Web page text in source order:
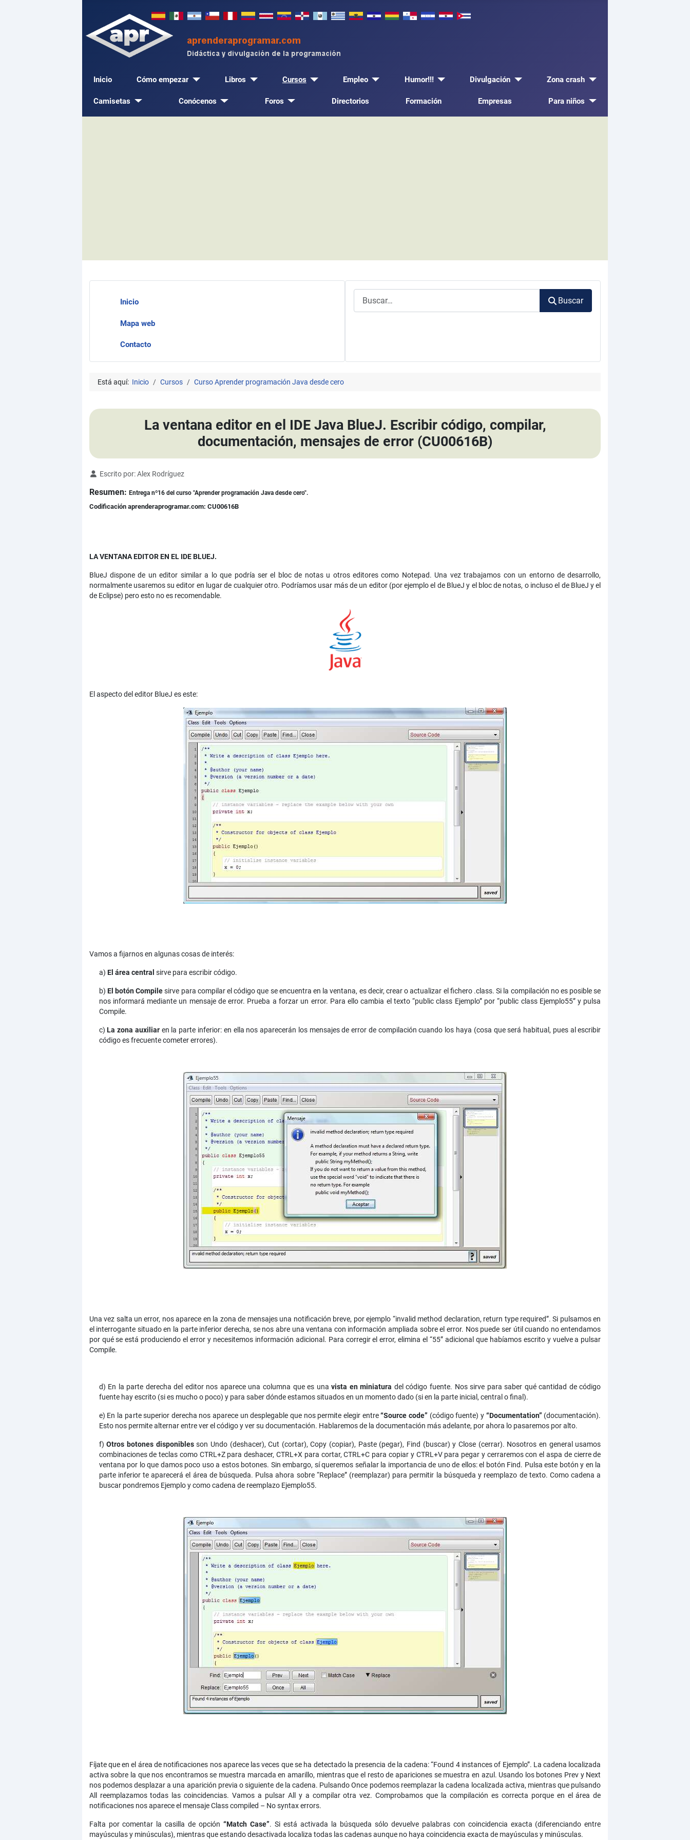
Inicio Cómo empezar Libros Cursos Empleo Humor!!! Divulgación Zona crash
Camisetas Conócenos Foros Directorios Formación Empresas Para niños
Inicio
Mapa web
Contacto
Buscar
Está aquí: Inicio Cursos Curso Aprender programación Java desde cero
La ventana editor en el IDE Java BlueJ. Escribir código, compilar,
documentación, mensajes de error (CU00616B)
Detalles
Escrito por:Alex Rodríguez
Resumen: Entrega nº16 del curso "Aprender programación Java desde cero".
Codificación aprenderaprogramar.com: CU00616B
LA VENTANA EDITOR EN EL IDE BLUEJ.
BlueJ dispone de un editor similar a lo que podría ser el bloc de notas u otros editores como Notepad. Una vez trabajamos con un entorno de desarrollo,
normalmente usaremos su editor en lugar de cualquier otro. Podríamos usar más de un editor (por ejemplo el de BlueJ y el bloc de notas, o incluso el de BlueJ y el
de Eclipse) pero esto no es recomendable.
El aspecto del editor BlueJ es este:
Vamos a fijarnos en algunas cosas de interés:
a) El área central sirve para escribir código.
b) El botón Compilesirve para compilar el código que se encuentra en la ventana, es decir, crear o actualizar el fichero .class. Si la compilación no es posible se
nos informará mediante un mensaje de error. Prueba a forzar un error. Para ello cambia el texto “public class Ejemplo” por “public class Ejemplo55” y pulsa
Compile.
c)La zona auxiliaren la parte inferior: en ella nos aparecerán los mensajes de error de compilación cuando los haya (cosa que será habitual, pues al escribir
código es frecuente cometer errores).
Una vez salta un error, nos aparece en la zona de mensajes una notificación breve, por ejemplo “invalid method declaration, return type required”. Si pulsamos en
el interrogante situado en la parte inferior derecha, se nos abre una ventana con información ampliada sobre el error. Nos puede ser útil cuando no entendamos
por qué se está produciendo el error y necesitemos información adicional. Para corregir el error, elimina el “55” adicional que habíamos escrito y vuelve a pulsar
Compile.
d) En la parte derecha del editor nos aparece una columna que es unavista en miniatura del código fuente. Nos sirve para saber qué cantidad de código
fuente hay escrito (si es mucho o poco) y para saber dónde estamos situados en un momento dado (si en la parte inicial, central o final).
e) En la parte superior derecha nos aparece un desplegable que nos permite elegir entre“Source code” (código fuente) y “Documentation” (documentación).
Esto nos permite alternar entre ver el código y ver su documentación. Hablaremos de la documentación más adelante, por ahora lo pasaremos por alto.
f)Otros botones disponiblesson Undo (deshacer), Cut (cortar), Copy (copiar), Paste (pegar), Find (buscar) y Close (cerrar). Nosotros en general usamos
combinaciones de teclas como CTRL+Z para deshacer, CTRL+X para cortar, CTRL+C para copiar y CTRL+V para pegar y cerraremos con el aspa de cierre de
ventana por lo que damos poco uso a estos botones. Sin embargo, sí queremos señalar la importancia de uno de ellos: el botón Find. Pulsa este botón y en la
parte inferior te aparecerá el área de búsqueda. Pulsa ahora sobre “Replace” (reemplazar) para permitir la búsqueda y reemplazo de texto. Como cadena a
buscar pondremos Ejemplo y como cadena de reemplazo Ejemplo55.
Fíjate que en el área de notificaciones nos aparece las veces que se ha detectado la presencia de la cadena: “Found 4 instances of Ejemplo”. La cadena localizada
activa sobre la que nos encontramos se muestra marcada en amarillo, mientras que el resto de apariciones se muestra en azul. Usando los botones Prev y Next
nos podemos desplazar a una aparición previa o siguiente de la cadena. Pulsando Once podemos reemplazar la cadena localizada activa, mientras que pulsando
All reemplazamos todas las coincidencias. Vamos a pulsar All y a compilar otra vez. Comprobamos que la compilación es correcta porque en el área de
notificaciones nos aparece el mensaje Class compiled – No syntax errors.
Falta por comentar la casilla de opción“Match Case”. Si está activada la búsqueda sólo devuelve palabras con coincidencia exacta (diferenciando entre
mayúsculas y minúsculas), mientras que estando desactivada localiza todas las cadenas aunque no haya coincidencia exacta de mayúsculas y minúsculas.